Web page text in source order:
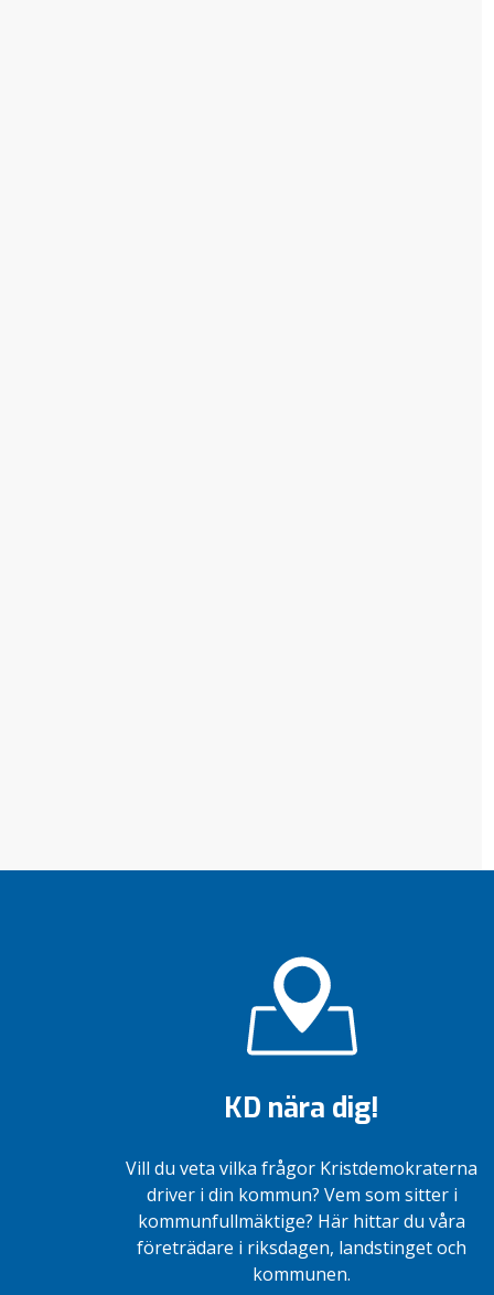
KD nära dig!
Vill du veta vilka frågor Kristdemokraterna
driver i din kommun? Vem som sitter i
kommunfullmäktige? Här hittar du våra
företrädare i riksdagen, landstinget och
kommunen.